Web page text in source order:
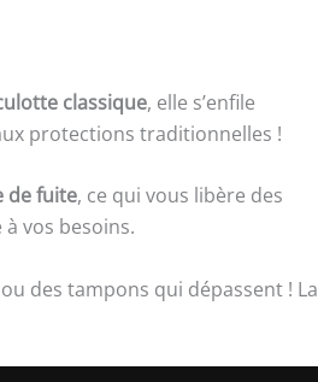
classique, elle s’enfile
protections traditionnelles !
de fuite, ce qui vous libère des
vos besoins.
des tampons qui dépassent ! La